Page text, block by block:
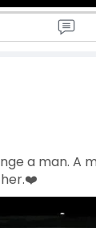
a man. A
her.❤️